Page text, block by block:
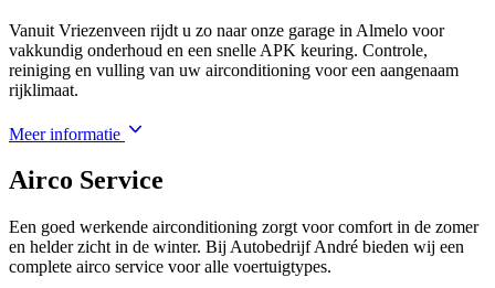
Vanuit Vriezenveen rijdt u zo naar onze garage in Almelo voor
vakkundig onderhoud en een snelle APK keuring. Controle,
reiniging en vulling van uw airconditioning voor een aangenaam
rijklimaat.
Meer informatie
Airco Service
Een goed werkende airconditioning zorgt voor comfort in de zomer
en helder zicht in de winter. Bij Autobedrijf André bieden wij een
complete airco service voor alle voertuigtypes.